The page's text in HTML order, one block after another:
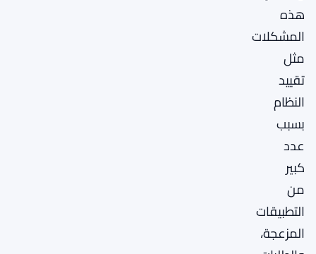
هذه
المشكلات
مثل
تقييد
النظام
بسبب
عدد
كبير
من
التطبيقات
المزعجة،